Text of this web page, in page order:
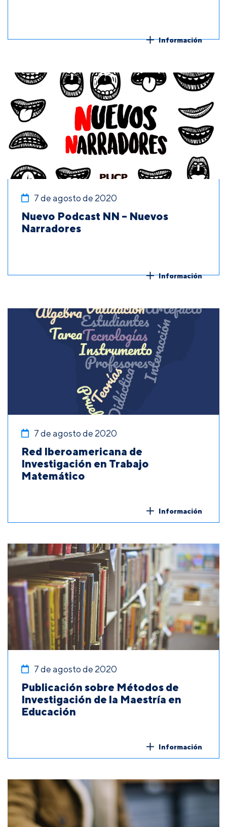
Información
7 de agosto de 2020
Nuevo Podcast NN – Nuevos
Narradores
Información
7 de agosto de 2020
Red Iberoamericana de
Investigación en Trabajo
Matemático
Información
7 de agosto de 2020
Publicación sobre Métodos de
Investigación de la Maestría en
Educación
Información